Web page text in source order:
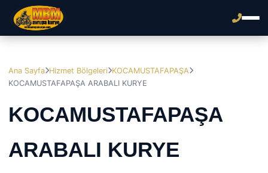
Ana Sayfa Hizmet Bölgeleri KOCAMUSTAFAPAŞA
KOCAMUSTAFAPAŞA ARABALI KURYE
KOCAMUSTAFAPAŞA
ARABALI KURYE